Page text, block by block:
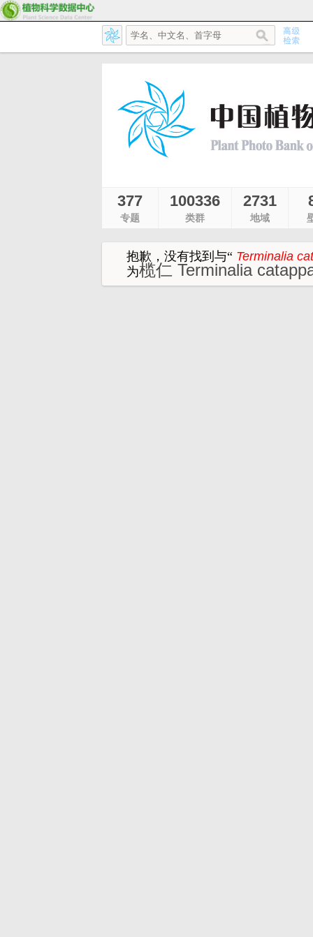
377
专题
100336
类群
2731
地域
抱歉，没有找到与“Terminalia
为榄仁 Terminalia